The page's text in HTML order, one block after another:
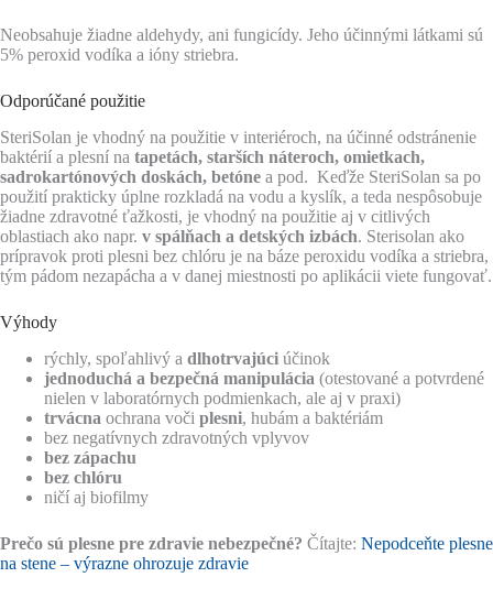
Neobsahuje žiadne aldehydy, ani fungicídy. Jeho účinnými látkami sú
5% peroxid vodíka a ióny striebra.
Odporúčané použitie
SteriSolan je vhodný na použitie v interiéroch, na účinné odstránenie
baktérií a plesní na tapetách, starších náteroch, omietkach,
sadrokartónových doskách, betóne a pod. Keďže SteriSolan sa po
použití prakticky úplne rozkladá na vodu a kyslík, a teda nespôsobuje
žiadne zdravotné ťažkosti, je vhodný na použitie aj v citlivých
oblastiach ako napr. v spálňach a detských izbách. Sterisolan ako
prípravok proti plesni bez chlóru je na báze peroxidu vodíka a striebra,
tým pádom nezapácha a v danej miestnosti po aplikácii viete fungovať.
Výhody
rýchly, spoľahlivý a dlhotrvajúci účinok
jednoduchá a bezpečná manipulácia (otestované a potvrdené
nielen v laboratórnych podmienkach, ale aj v praxi)
trvácna ochrana voči plesni, hubám a baktériám
bez negatívnych zdravotných vplyvov
bez zápachu
bez chlóru
ničí aj biofilmy
Prečo sú plesne pre zdravie nebezpečné? Čítajte: Nepodceňte plesne
na stene – výrazne ohrozuje zdravie